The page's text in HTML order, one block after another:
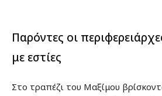
Παρόντες οι
με εστίες
Στο τραπέζι του Μαξίμου